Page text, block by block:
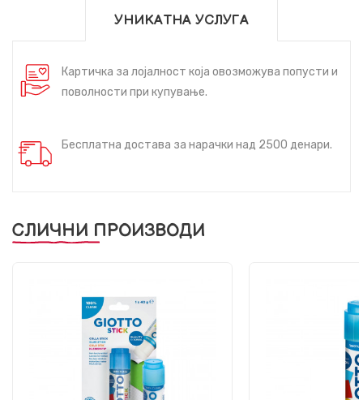
УНИКАТНА УСЛУГА
Картичка за лојалност која овозможува попусти и
поволности при купување.
Бесплатна достава за нарачки над 2500 денари.
СЛИЧНИ ПРОИЗВОДИ